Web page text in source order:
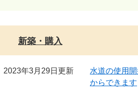
新築・購入
2023年3月29日更新
水道の使用
からできます